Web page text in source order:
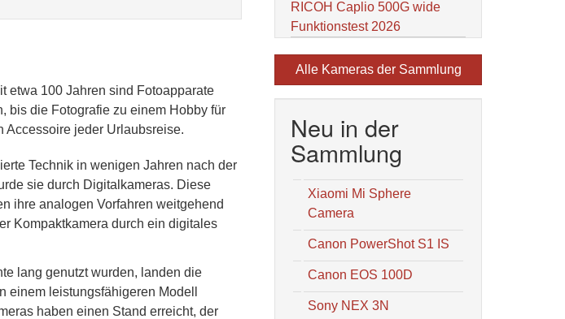
etwa 100 Jahren sind Fotoapparate
bis die Fotografie zu einem Hobby für
Accessoire jeder Urlaubsreise.
Technik in wenigen Jahren nach der
sie durch Digitalkameras. Diese
ihre analogen Vorfahren weitgehend
Kompaktkamera durch ein digitales
lang genutzt wurden, landen die
leistungsfähigeren Modell
haben einen Stand erreicht, der
RICOH Caplio 500G wide
Funktionstest 2026
Alle Kameras der Sammlung
Neu in der
Sammlung
Xiaomi Mi Sphere
Camera
Canon PowerShot S1 IS
Canon EOS 100D
Sony NEX 3N